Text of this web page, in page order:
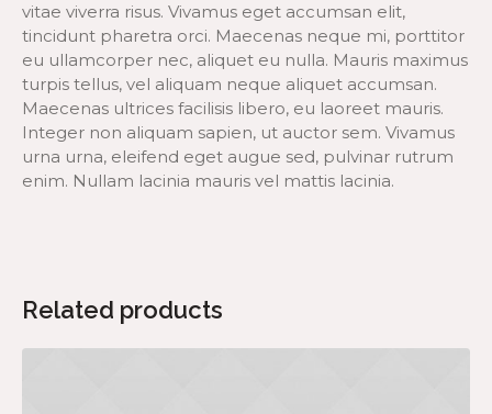
vitae viverra risus. Vivamus eget accumsan elit,
tincidunt pharetra orci. Maecenas neque mi, porttitor
eu ullamcorper nec, aliquet eu nulla. Mauris maximus
turpis tellus, vel aliquam neque aliquet accumsan.
Maecenas ultrices facilisis libero, eu laoreet mauris.
Integer non aliquam sapien, ut auctor sem. Vivamus
urna urna, eleifend eget augue sed, pulvinar rutrum
enim. Nullam lacinia mauris vel mattis lacinia.
Related products